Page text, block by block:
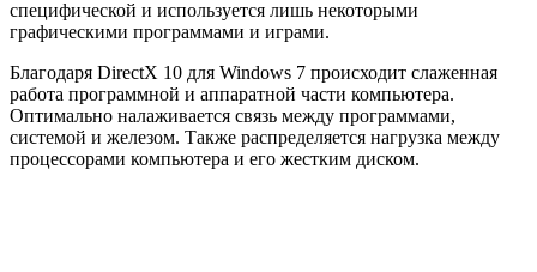
специфической и используется лишь некоторыми
графическими программами и играми.
Благодаря DirectX 10 для Windows 7 происходит слаженная
работа программной и аппаратной части компьютера.
Оптимально налаживается связь между программами,
системой и железом. Также распределяется нагрузка между
процессорами компьютера и его жестким диском.